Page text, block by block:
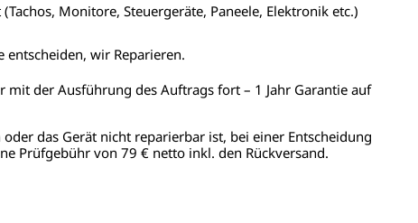
Monitore, Steuergeräte, Paneele, Elektronik etc.)
entscheiden, wir Reparieren.
mit der Ausführung des Auftrags fort – 1 Jahr Garantie auf
das Gerät nicht reparierbar ist, bei einer Entscheidung
Prüfgebühr von 79 € netto inkl. den Rückversand.